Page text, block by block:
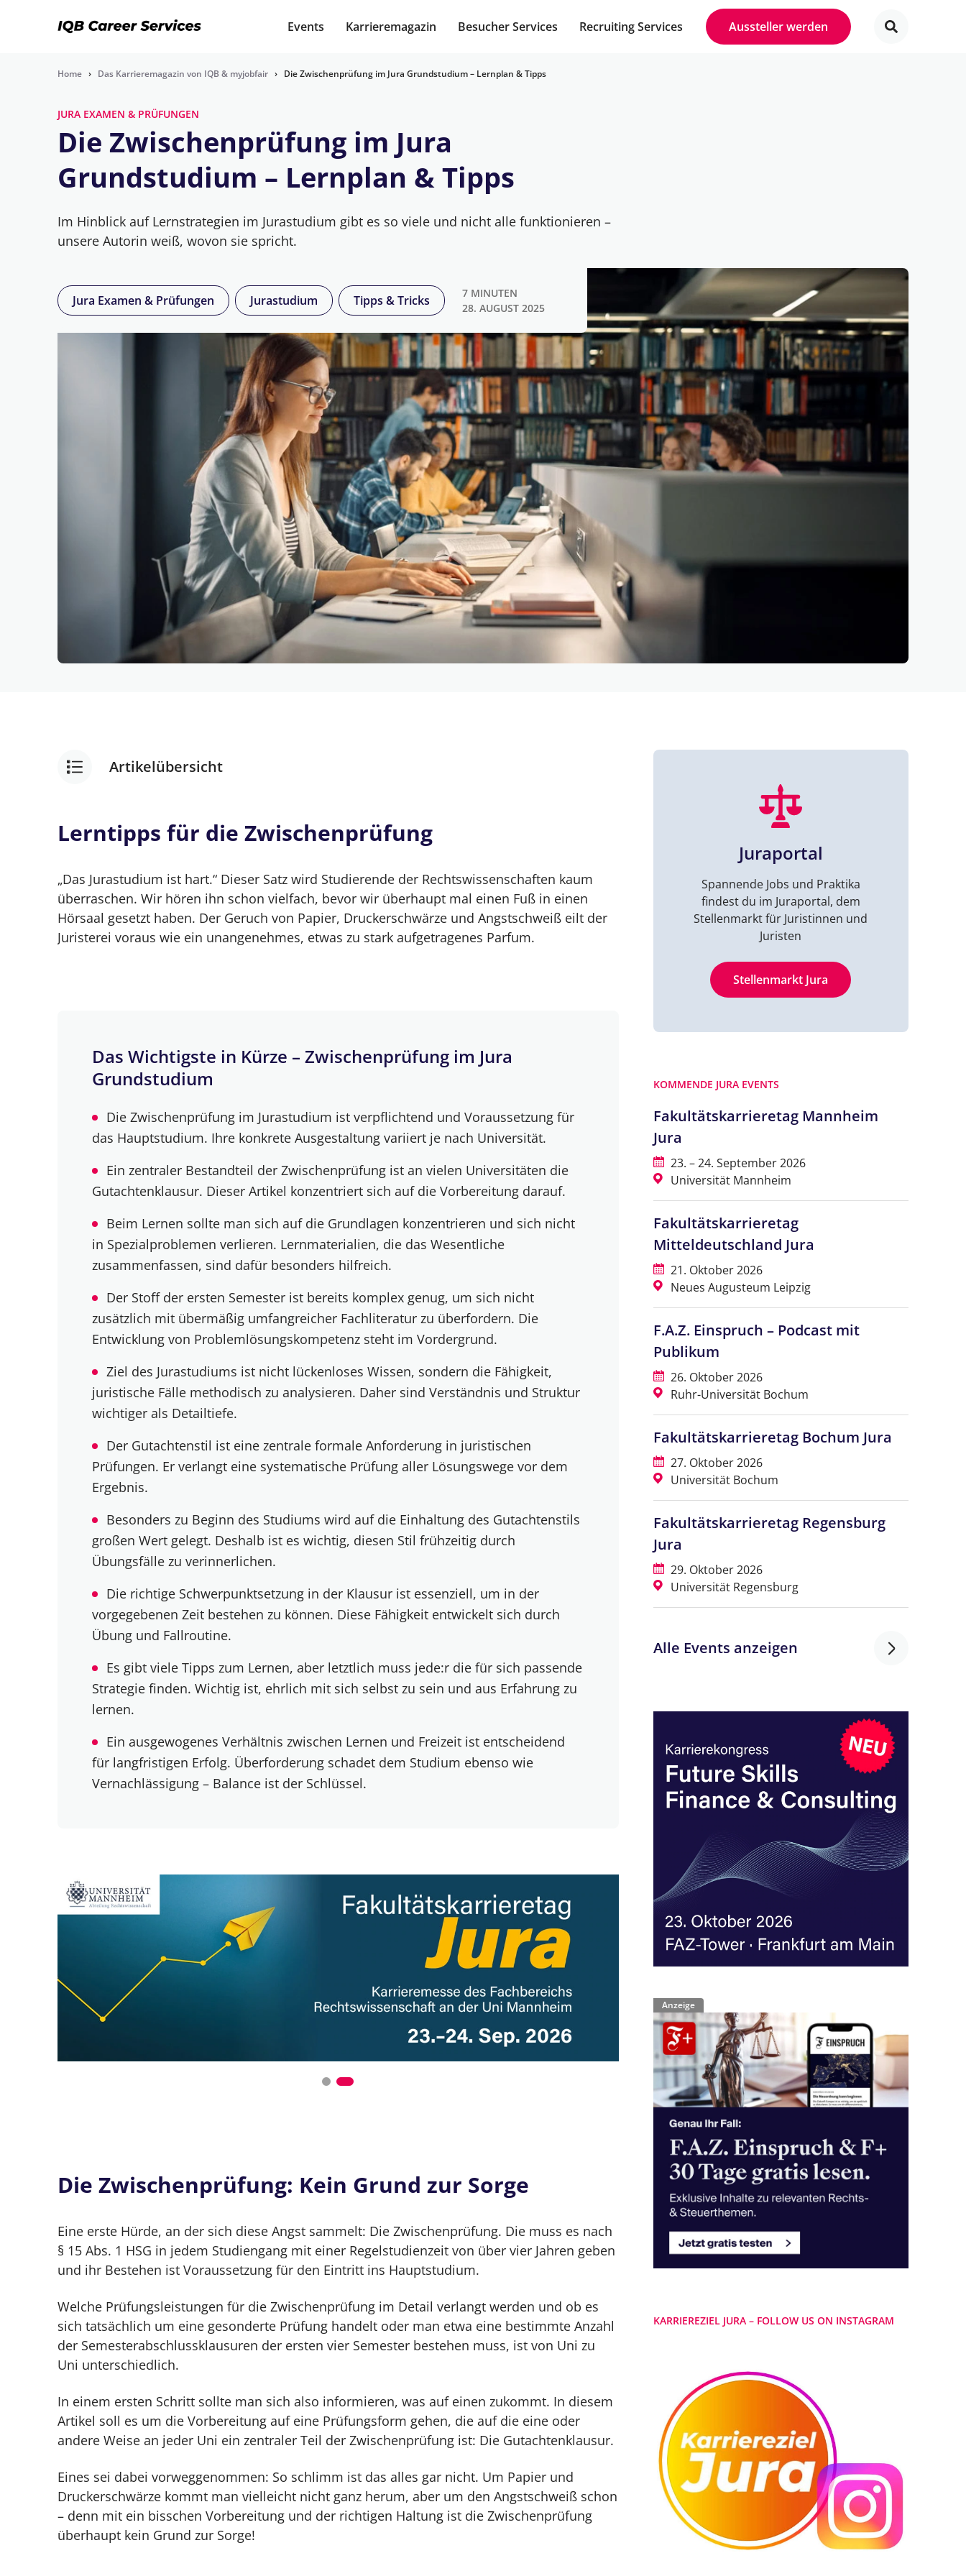
Events Karrieremagazin Besucher Services Recruiting Services Aussteller werden
Home › Das Karrieremagazin von IQB & myjobfair › Die Zwischenprüfung im Jura Grundstudium – Lernplan & Tipps
JURA EXAMEN & PRÜFUNGEN
Die Zwischenprüfung im Jura
Grundstudium – Lernplan & Tipps
Im Hinblick auf Lernstrategien im Jurastudium gibt es so viele und nicht alle funktionieren –
unsere Autorin weiß, wovon sie spricht.
Jura Examen & Prüfungen Jurastudium Tipps & Tricks
7 MINUTEN
28. AUGUST 2025
Artikelübersicht
Die Zwischenprüfung im Jura Grundstudium – Lernplan & Tipps
Das Wichtigste in Kürze – Zwischenprüfung im Jura Grundstudium
Die Zwischenprüfung: Kein Grund zur Sorge
Grundlagen statt Spezialprobleme
Der Gutachtenstil: Eine formale Voraussetzung für juristische Prüfungen
Schwerpunktsetzung im Gutachtenstil
So findest du die perfekte Lernmethode für dich
Achte auf ein ausgewogenes Verhältnis zwischen Lernen und Freizeit
FAQs – Zwischenprüfung im Jura Grundstudium – Lernplan & Tipps
Lerntipps für die Zwischenprüfung
„Das Jurastudium ist hart.“ Dieser Satz wird Studierende der Rechtswissenschaften kaum
überraschen. Wir hören ihn schon vielfach, bevor wir überhaupt mal einen Fuß in einen
Hörsaal gesetzt haben. Der Geruch von Papier, Druckerschwärze und Angstschweiß eilt der
Juristerei voraus wie ein unangenehmes, etwas zu stark aufgetragenes Parfum.
Das Wichtigste in Kürze – Zwischenprüfung im Jura
Grundstudium
Die Zwischenprüfung im Jurastudium ist verpflichtend und Voraussetzung für
das Hauptstudium. Ihre konkrete Ausgestaltung variiert je nach Universität.
Ein zentraler Bestandteil der Zwischenprüfung ist an vielen Universitäten die
Gutachtenklausur. Dieser Artikel konzentriert sich auf die Vorbereitung darauf.
Beim Lernen sollte man sich auf die Grundlagen konzentrieren und sich nicht
in Spezialproblemen verlieren. Lernmaterialien, die das Wesentliche
zusammenfassen, sind dafür besonders hilfreich.
Der Stoff der ersten Semester ist bereits komplex genug, um sich nicht
zusätzlich mit übermäßig umfangreicher Fachliteratur zu überfordern. Die
Entwicklung von Problemlösungskompetenz steht im Vordergrund.
Ziel des Jurastudiums ist nicht lückenloses Wissen, sondern die Fähigkeit,
juristische Fälle methodisch zu analysieren. Daher sind Verständnis und Struktur
wichtiger als Detailtiefe.
Der Gutachtenstil ist eine zentrale formale Anforderung in juristischen
Prüfungen. Er verlangt eine systematische Prüfung aller Lösungswege vor dem
Ergebnis.
Besonders zu Beginn des Studiums wird auf die Einhaltung des Gutachtenstils
großen Wert gelegt. Deshalb ist es wichtig, diesen Stil frühzeitig durch
Übungsfälle zu verinnerlichen.
Die richtige Schwerpunktsetzung in der Klausur ist essenziell, um in der
vorgegebenen Zeit bestehen zu können. Diese Fähigkeit entwickelt sich durch
Übung und Fallroutine.
Es gibt viele Tipps zum Lernen, aber letztlich muss jede:r die für sich passende
Strategie finden. Wichtig ist, ehrlich mit sich selbst zu sein und aus Erfahrung zu
lernen.
Ein ausgewogenes Verhältnis zwischen Lernen und Freizeit ist entscheidend
für langfristigen Erfolg. Überforderung schadet dem Studium ebenso wie
Vernachlässigung – Balance ist der Schlüssel.
Die Zwischenprüfung: Kein Grund zur Sorge
Eine erste Hürde, an der sich diese Angst sammelt: Die Zwischenprüfung. Die muss es nach
§ 15 Abs. 1 HSG in jedem Studiengang mit einer Regelstudienzeit von über vier Jahren geben
und ihr Bestehen ist Voraussetzung für den Eintritt ins Hauptstudium.
Welche Prüfungsleistungen für die Zwischenprüfung im Detail verlangt werden und ob es
sich tatsächlich um eine gesonderte Prüfung handelt oder man etwa eine bestimmte Anzahl
der Semesterabschlussklausuren der ersten vier Semester bestehen muss, ist von Uni zu
Uni unterschiedlich.
In einem ersten Schritt sollte man sich also informieren, was auf einen zukommt. In diesem
Artikel soll es um die Vorbereitung auf eine Prüfungsform gehen, die auf die eine oder
andere Weise an jeder Uni ein zentraler Teil der Zwischenprüfung ist: Die Gutachtenklausur.
Eines sei dabei vorweggenommen: So schlimm ist das alles gar nicht. Um Papier und
Druckerschwärze kommt man vielleicht nicht ganz herum, aber um den Angstschweiß schon
– denn mit ein bisschen Vorbereitung und der richtigen Haltung ist die Zwischenprüfung
überhaupt kein Grund zur Sorge!
Juraportal
Spannende Jobs und Praktika
findest du im Juraportal, dem
Stellenmarkt für Juristinnen und
Juristen
Stellenmarkt Jura
KOMMENDE JURA EVENTS
Fakultätskarrieretag Mannheim
Jura
23. – 24. September 2026
Universität Mannheim
Fakultätskarrieretag
Mitteldeutschland Jura
21. Oktober 2026
Neues Augusteum Leipzig
F.A.Z. Einspruch – Podcast mit
Publikum
26. Oktober 2026
Ruhr-Universität Bochum
Fakultätskarrieretag Bochum Jura
27. Oktober 2026
Universität Bochum
Fakultätskarrieretag Regensburg
Jura
29. Oktober 2026
Universität Regensburg
Alle Events anzeigen
Anzeige
KARRIEREZIEL JURA – FOLLOW US ON INSTAGRAM